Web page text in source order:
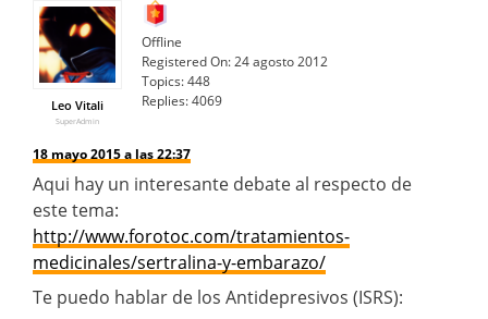
Leo Vitali
SuperAdmin
Offline
Registered On:24 agosto 2012
Topics:448
Replies:4069
18 mayo 2015 a las 22:37
Aqui hay un interesante debate al respecto de
este tema:
http://www.forotoc.com/tratamientos-
medicinales/sertralina-y-embarazo/
Te puedo hablar de los Antidepresivos (ISRS):